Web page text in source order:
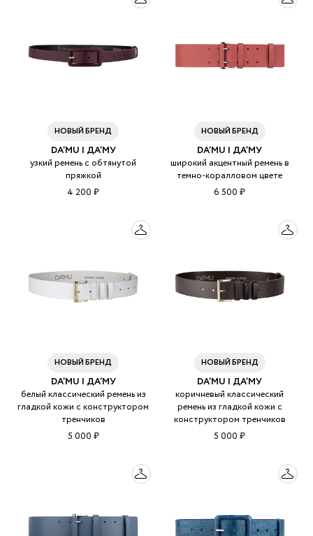
НОВЫЙ БРЕНД
DA’MU | ДА’МУ
узкий ремень с обтянутой
пряжкой
4 200 ₽
НОВЫЙ БРЕНД
DA’MU | ДА’МУ
широкий акцентный ремень в
темно-коралловом цвете
6 500 ₽
НОВЫЙ БРЕНД
DA’MU | ДА’МУ
белый классический ремень из
гладкой кожи с конструктором
тренчиков
5 000 ₽
НОВЫЙ БРЕНД
DA’MU | ДА’МУ
коричневый классический
ремень из гладкой кожи с
конструктором тренчиков
5 000 ₽